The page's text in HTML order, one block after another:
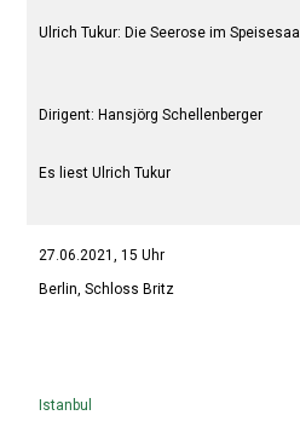
Ulrich Tukur: Die Seerose im Speisesaal
Dirigent: Hansjörg Schellenberger
Es liest Ulrich Tukur
27.06.2021, 15 Uhr
Berlin, Schloss Britz
Istanbul